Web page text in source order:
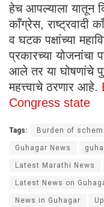
हेच आपल्याला यातून
काँग्रेस, राष्ट्रवादी
व घटक पक्षांच्या
प्रकारच्या
आले तर या घोषणांचे
महत्त्वाचे ठरणार आहे.
Congress state
Tags: Burden of
Guhagar News
Latest Marathi News
Latest News on
News in Guhagar